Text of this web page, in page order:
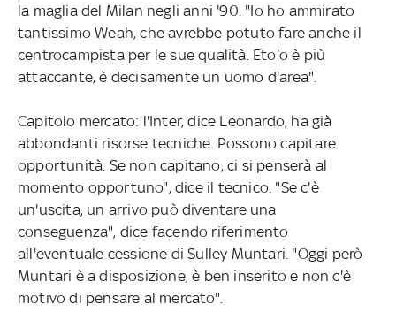
la maglia del Milan negli anni '90. "Io ho ammirato
tantissimo Weah, che avrebbe potuto fare anche il
centrocampista per le sue qualità. Eto'o è più
attaccante, è decisamente un uomo d'area".
Capitolo mercato: l'Inter, dice Leonardo, ha già
abbondanti risorse tecniche. Possono capitare
opportunità. Se non capitano, ci si penserà al
momento opportuno", dice il tecnico. "Se c'è
un'uscita, un arrivo può diventare una
conseguenza", dice facendo riferimento
all'eventuale cessione di Sulley Muntari. "Oggi però
Muntari è a disposizione, è ben inserito e non c'è
motivo di pensare al mercato".